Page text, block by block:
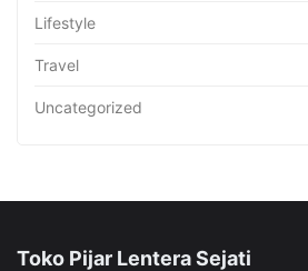
Lifestyle
Travel
Uncategorized
Toko Pijar Lentera Sejati